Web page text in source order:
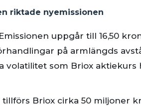
riktade nyemissionen
uppgår till 16,50
på armlängds
volatilitet som Briox
tillförs Briox cirka 50 miljoner